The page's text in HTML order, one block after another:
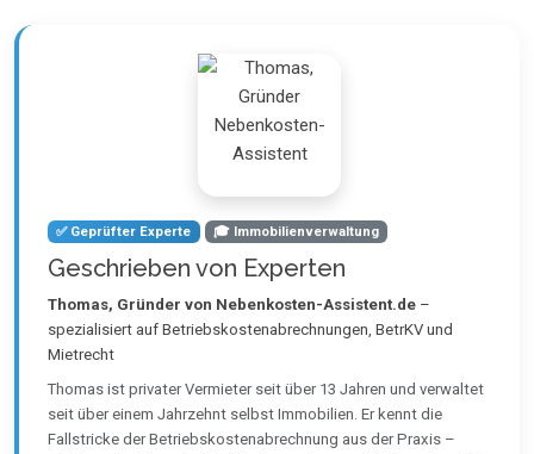
✅ Geprüfter Experte 🎓 Immobilienverwaltung
Geschrieben von Experten
Thomas, Gründer von Nebenkosten-Assistent.de –
spezialisiert auf Betriebskostenabrechnungen, BetrKV und
Mietrecht
Thomas ist privater Vermieter seit über 13 Jahren und verwaltet
seit über einem Jahrzehnt selbst Immobilien. Er kennt die
Fallstricke der Betriebskostenabrechnung aus der Praxis –